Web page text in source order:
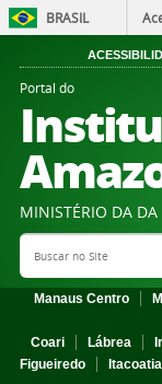
BRASIL
Portal do
MINISTÉRIO DA DA
Search Site
Manaus Centro
Coari
Lábrea
Figueiredo